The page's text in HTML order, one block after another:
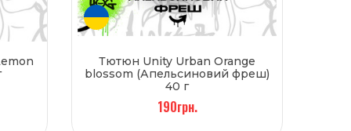
Тютюн Unity Urban Orange
blossom (Апельсиновий фреш)
40 г
190грн.